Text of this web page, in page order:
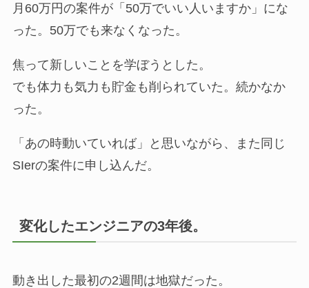
月60万円の案件が「50万でいい人いますか」にな
った。50万でも来なくなった。
焦って新しいことを学ぼうとした。
でも体力も気力も貯金も削られていた。続かなか
った。
「あの時動いていれば」と思いながら、また同じ
SIerの案件に申し込んだ。
変化したエンジニアの3年後。
動き出した最初の2週間は地獄だった。